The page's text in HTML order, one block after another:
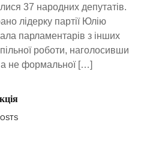
37 народних депутатів.
лідерку партії Юлію
парламентарів з інших
роботи, наголосивши
а не формальної […]